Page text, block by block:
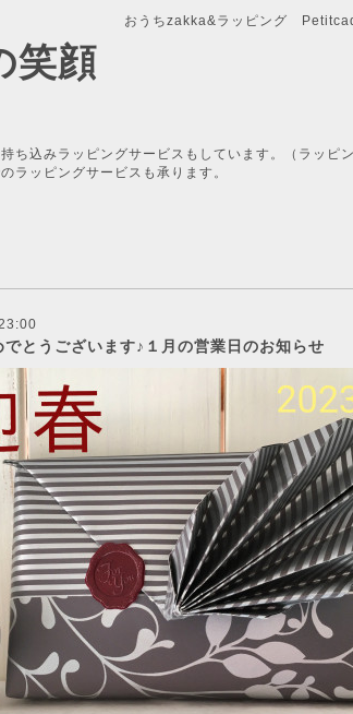
おうちzakka&ラッピング
笑顔
ち込みラッピングサービスもしています。（ラッピ
ラッピングサービスも承ります。
でとうございます♪１月の営業日のお知らせ